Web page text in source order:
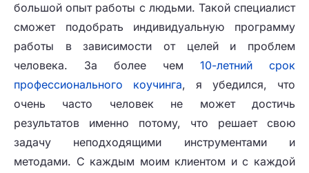
большой опыт работы с людьми. Такой специалист
сможет подобрать индивидуальную программу
работы в зависимости от целей и проблем
человека. За более чем 10-летний срок
профессионального коучинга, я убедился, что
очень часто человек не может достичь
результатов именно потому, что решает свою
задачу неподходящими инструментами и
методами. С каждым моим клиентом и с каждой